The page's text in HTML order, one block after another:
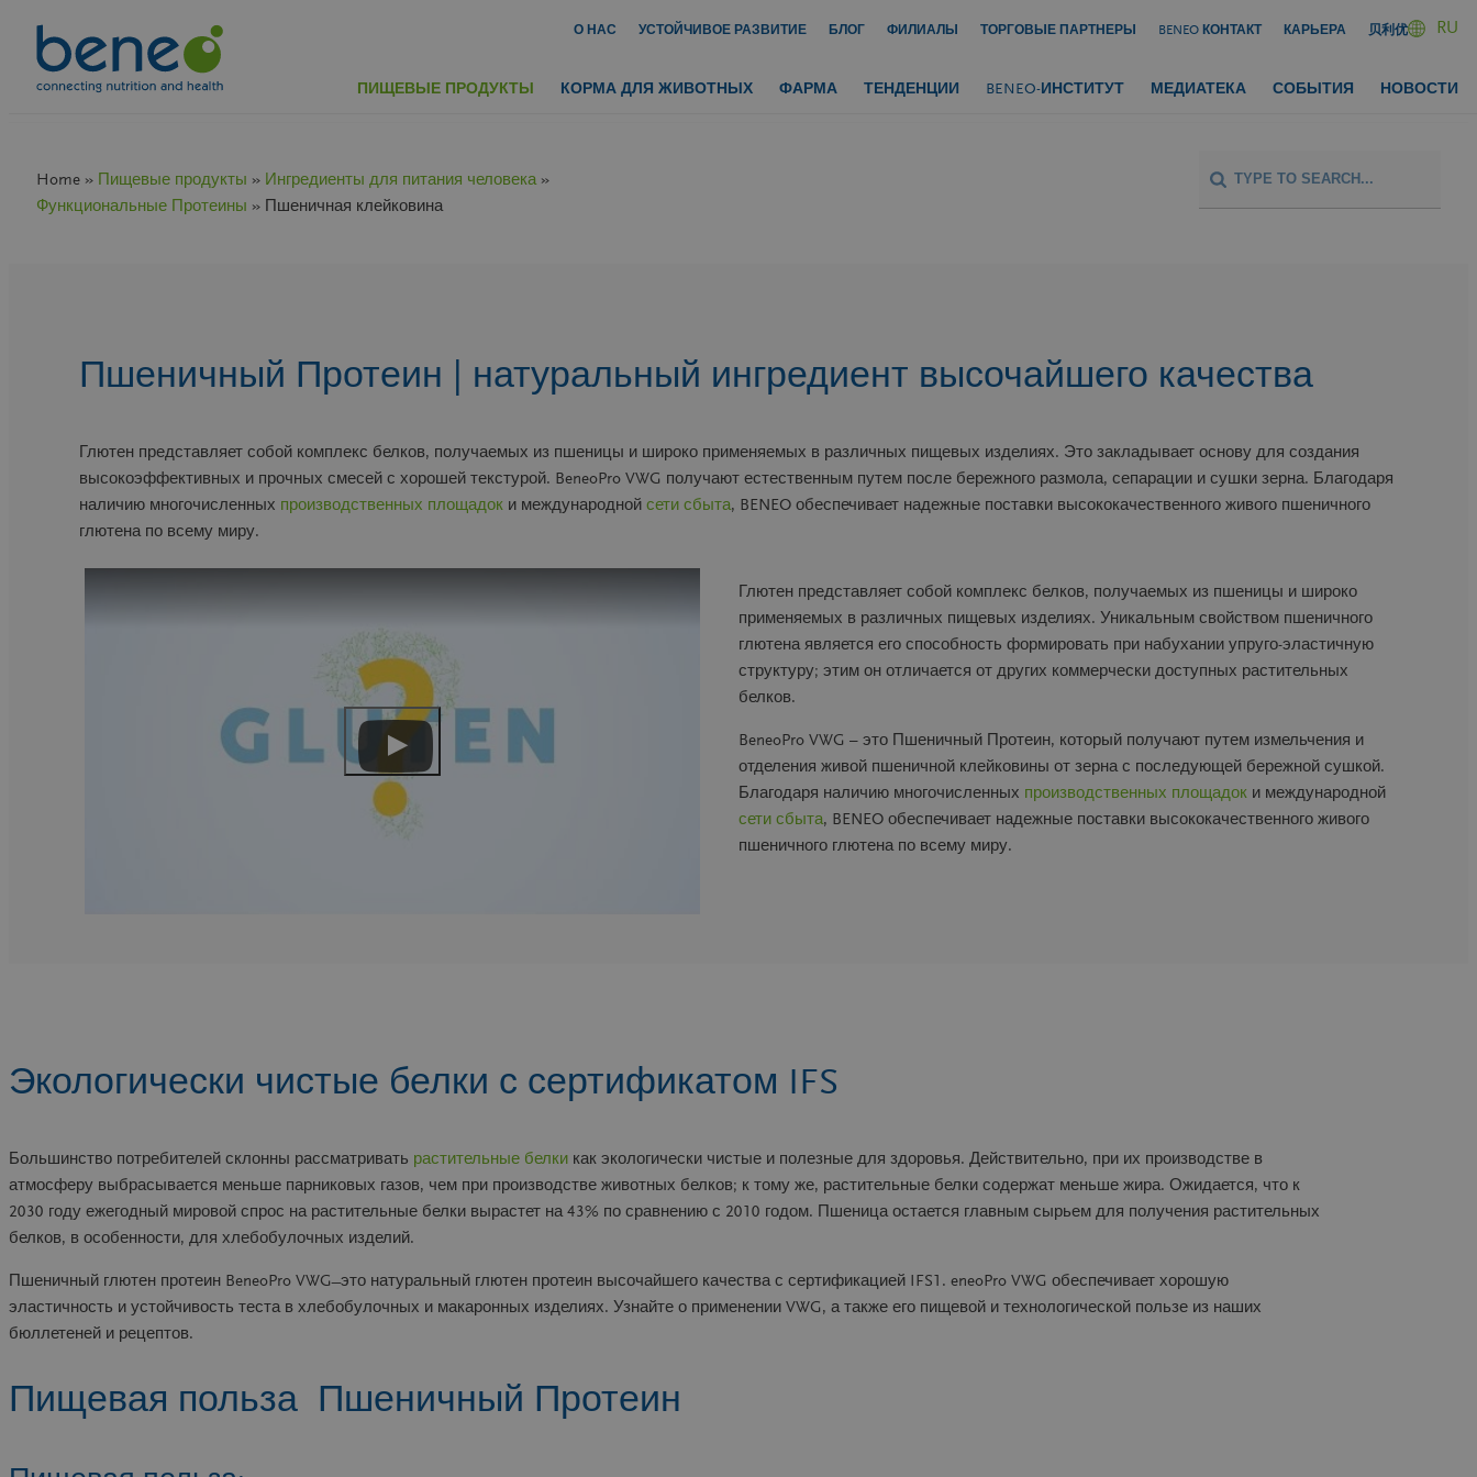
Перейти
содержимому
О НАС УСТОЙЧИВОЕ РАЗВИТИЕ БЛОГ ФИЛИАЛЫ ТОРГОВЫЕ ПАРТНЕРЫ BENEO КОНТАКТ КАРЬЕРА 贝利优 RU
ПИЩЕВЫЕ ПРОДУКТЫ КОРМА ДЛЯ ЖИВОТНЫХ ФАРМА ТЕНДЕНЦИИ BENEO-ИНСТИТУТ МЕДИАТЕКА СОБЫТИЯ НОВОСТИ
Home » Пищевые продукты » Ингредиенты для питания человека»
Функциональные Протеины » Пшеничная клейковина
Пшеничный Протеин | натуральный ингредиент высочайшего качества
Глютен представляет собой комплекс белков, получаемых из пшеницы и широко применяемых в различных пищевых изделиях. Это закладывает основу для создания
высокоэффективных и прочных смесей с хорошей текстурой. BeneoPro VWG получают естественным путем после бережного размола, сепарации и сушки зерна. Благодаря
наличию многочисленных производственных площадок и международной сети сбыта, BENEO обеспечивает надежные поставки высококачественного живого пшеничного
глютена по всему миру.
Глютен представляет собой комплекс белков, получаемых из пшеницы и широко
применяемых в различных пищевых изделиях. Уникальным свойством пшеничного
глютена является его способность формировать при набухании упруго-эластичную
структуру; этим он отличается от других коммерчески доступных растительных
белков.
BeneoPro VWG – это Пшеничный Протеин, который получают путем измельчения и
отделения живой пшеничной клейковины от зерна с последующей бережной сушкой.
Благодаря наличию многочисленных производственных площадок и международной
сети сбыта, BENEO обеспечивает надежные поставки высококачественного живого
пшеничного глютена по всему миру.
Экологически чистые белки с сертификатом IFS
Большинство потребителей склонны рассматривать растительные белки как экологически чистые и полезные для здоровья. Действительно, при их производстве в
атмосферу выбрасывается меньше парниковых газов, чем при производстве животных белков; к тому же, растительные белки содержат меньше жира. Ожидается, что к
2030 году ежегодный мировой спрос на растительные белки вырастет на 43% по сравнению с 2010 годом. Пшеница остается главным сырьем для получения растительных
белков, в особенности, для хлебобулочных изделий.
Пшеничный глютен протеин BeneoPro VWG ̶ это натуральный глютен протеин высочайшего качества с сертификацией IFS1. eneoPro VWG обеспечивает хорошую
эластичность и устойчивость теста в хлебобулочных и макаронных изделиях. Узнайте о применении VWG, а также его пищевой и технологической пользе из наших
бюллетеней и рецептов.
Пищевая польза Пшеничный Протеин